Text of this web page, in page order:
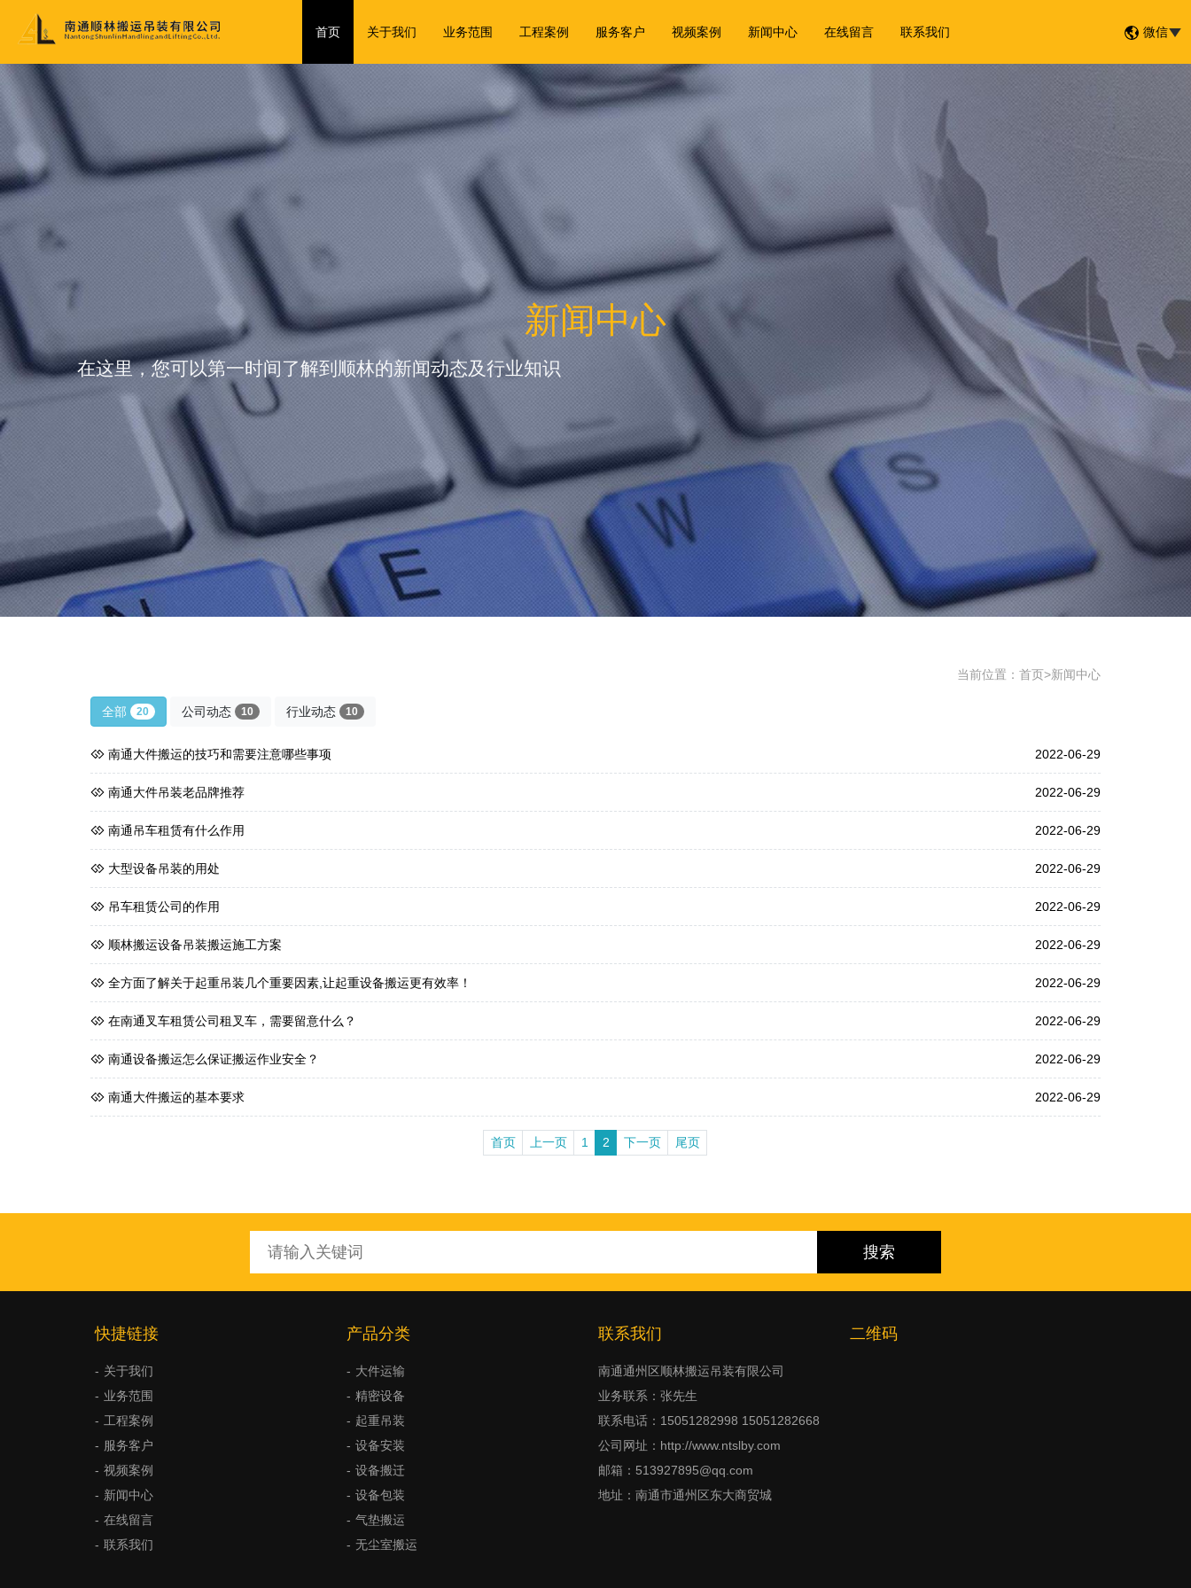
首页 关于我们 业务范围 工程案例 服务客户 视频案例 新闻中心 在线留言 联系我们 微信
新闻中心
在这里，您可以第一时间了解到顺林的新闻动态及行业知识
当前位置： 首页>新闻中心
全部 20 公司动态 10 行业动态 10
南通大件搬运的技巧和需要注意哪些事项 2022-06-29
南通大件吊装老品牌推荐 2022-06-29
南通吊车租赁有什么作用 2022-06-29
大型设备吊装的用处 2022-06-29
吊车租赁公司的作用 2022-06-29
顺林搬运设备吊装搬运施工方案 2022-06-29
全方面了解关于起重吊装几个重要因素,让起重设备搬运更有效率！ 2022-06-29
在南通叉车租赁公司租叉车，需要留意什么？ 2022-06-29
南通设备搬运怎么保证搬运作业安全？ 2022-06-29
南通大件搬运的基本要求 2022-06-29
首页 上一页 1 2 下一页 尾页
快捷链接
关于我们
业务范围
工程案例
服务客户
视频案例
新闻中心
在线留言
联系我们
产品分类
大件运输
精密设备
起重吊装
设备安装
设备搬迁
设备包装
气垫搬运
无尘室搬运
联系我们
南通通州区顺林搬运吊装有限公司
业务联系：张先生
联系电话：15051282998 15051282668
公司网址：http://www.ntslby.com
邮箱：513927895@qq.com
地址：南通市通州区东大商贸城
二维码